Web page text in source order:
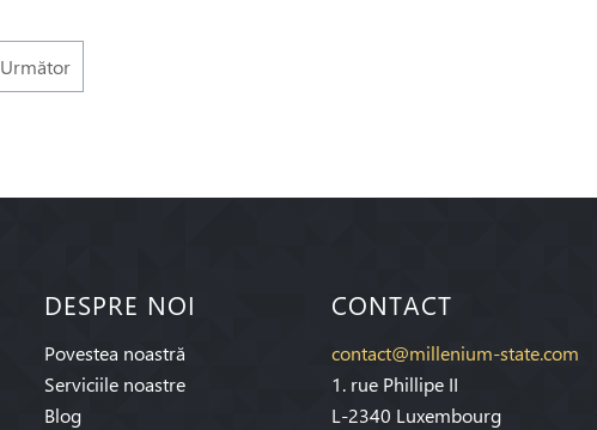
Următor
DESPRE NOI
Povestea noastră
Serviciile noastre
Blog
CONTACT
contact@millenium-state.com
1. rue Phillipe II
L-2340 Luxembourg